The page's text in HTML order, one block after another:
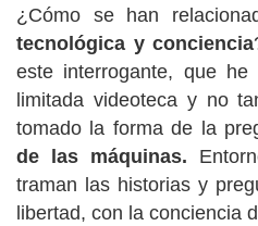
¿Cómo se han
tecnológica y conciencia
este interrogante, que
limitada videoteca y no
tomado la forma de la
de las máquinas.
traman las historias y
libertad, con la conciencia